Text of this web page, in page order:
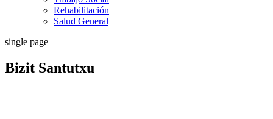
Rehabilitación
Salud General
single page
Bizit Santutxu